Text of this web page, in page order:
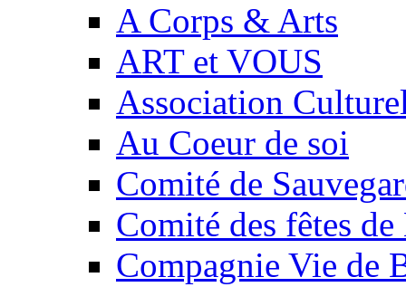
A Corps & Arts
ART et VOUS
Association
Au Coeur de soi
Comité de
Comité des fêtes
Compagnie Vie de